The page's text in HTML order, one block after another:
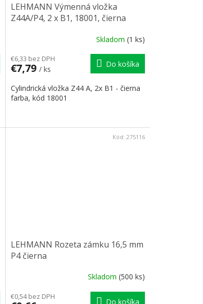
LEHMANN Výmenná vložka
Z44A/P4, 2 x B1, 18001, čierna
Skladom (1 ks)
€6,33 bez DPH
€7,79 / ks
Do košíka
Cylindrická vložka Z44 A, 2x B1 - čierna
farba, kód 18001
LEHMANN Rozeta zámku 16,5 mm
P4 čierna
Skladom (500 ks)
€0,54 bez DPH
Do košíka
Kód: 275116